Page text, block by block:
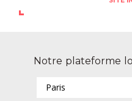
Notre plateforme
Paris